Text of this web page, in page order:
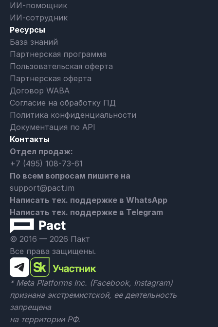
© 2016 — 2026 Пакт
Все права защищены.
* Meta Platforms Inc. (Facebook, Instagram)
признана экстремистской, ее деятельность
запрещена
на территории РФ.
ИИ-помощник
ИИ-сотрудник
Ресурсы
База знаний
Партнерская программа
Пользовательская оферта
Партнерская оферта
Договор WABA
Согласие на обработку ПД
Политика конфиденциальности
Документация по API
Контакты
Отдел продаж:
+7 (495) 108-73-61
По всем вопросам пишите на
support@pact.im
Написать тех. поддержке в WhatsApp
Написать тех. поддержке в Telegram